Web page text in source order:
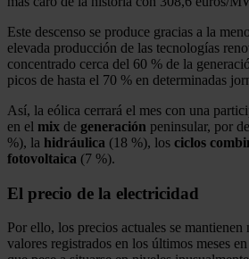
Este descenso se produce gracias a la
elevada producción de las tecnologías
concentrado cerca del 60 % de la
picos de hasta el 70 % en determinadas
Así, la eólica cerrará el mes con una
en el mix de generación peninsular, por
%), la hidráulica (18 %), los ciclos
fotovoltaica (7 %).
El precio de la electricidad
Por ello, los precios actuales se
valores registrados en los últimos meses